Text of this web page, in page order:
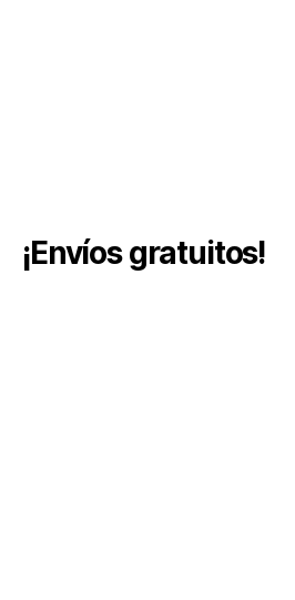
¡Envíos gratuitos!